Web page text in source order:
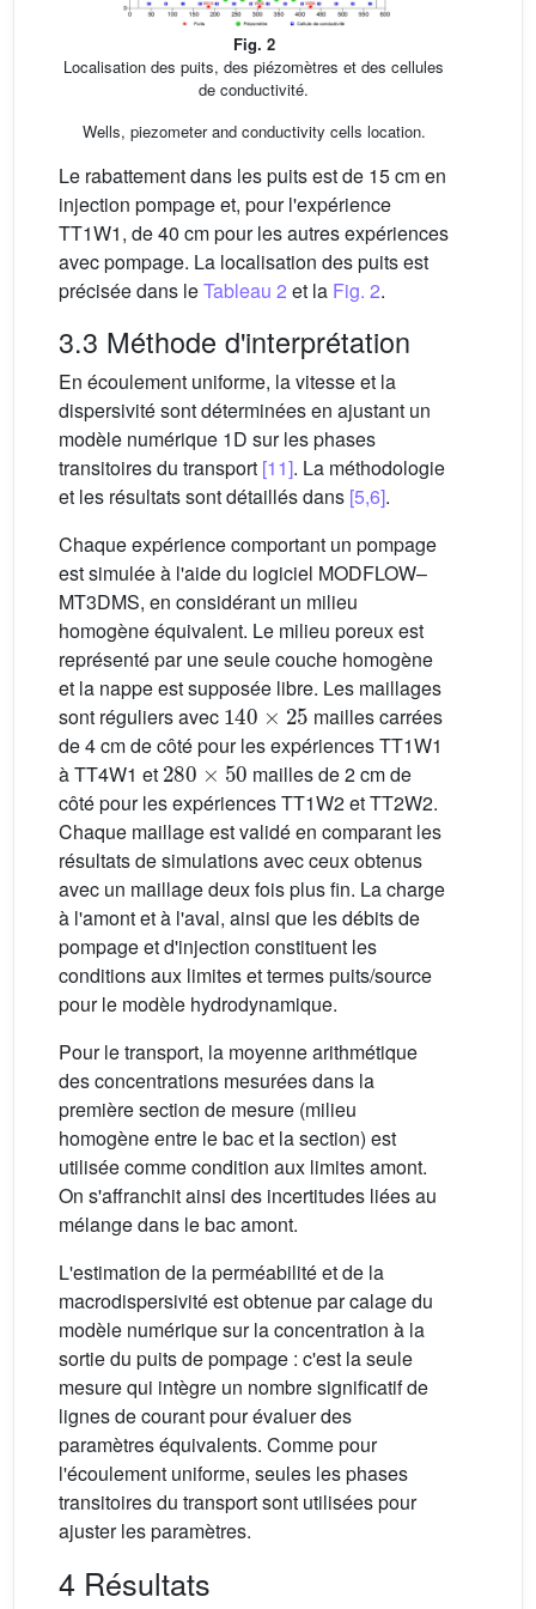
Fig. 2
Localisation des puits, des piézomètres et des cellules
de conductivité.
Wells, piezometer and conductivity cells location.
Le rabattement dans les puits est de 15 cm en
injection pompage et, pour l'expérience
TT1W1, de 40 cm pour les autres expériences
avec pompage. La localisation des puits est
précisée dans leTableau 2 et la Fig. 2.
3.3 Méthode d'interprétation
En écoulement uniforme, la vitesse et la
dispersivité sont déterminées en ajustant un
modèle numérique 1D sur les phases
transitoires du transport [11]. La méthodologie
et les résultats sont détaillés dans [5,6].
Chaque expérience comportant un pompage
est simulée à l'aide du logiciel MODFLOW–
MT3DMS, en considérant un milieu
homogène équivalent. Le milieu poreux est
représenté par une seule couche homogène
et la nappe est supposée libre. Les maillages
sont réguliers avec
140×25
mailles carrées
de 4 cm de côté pour les expériences TT1W1
à TT4W1 et
280×50
mailles de 2 cm de
côté pour les expériences TT1W2 et TT2W2.
Chaque maillage est validé en comparant les
résultats de simulations avec ceux obtenus
avec un maillage deux fois plus fin. La charge
à l'amont et à l'aval, ainsi que les débits de
pompage et d'injection constituent les
conditions aux limites et termes puits/source
pour le modèle hydrodynamique.
Pour le transport, la moyenne arithmétique
des concentrations mesurées dans la
première section de mesure (milieu
homogène entre le bac et la section) est
utilisée comme condition aux limites amont.
On s'affranchit ainsi des incertitudes liées au
mélange dans le bac amont.
L'estimation de la perméabilité et de la
macrodispersivité est obtenue par calage du
modèle numérique sur la concentration à la
sortie du puits de pompage : c'est la seule
mesure qui intègre un nombre significatif de
lignes de courant pour évaluer des
paramètres équivalents. Comme pour
l'écoulement uniforme, seules les phases
transitoires du transport sont utilisées pour
ajuster les paramètres.
4 Résultats